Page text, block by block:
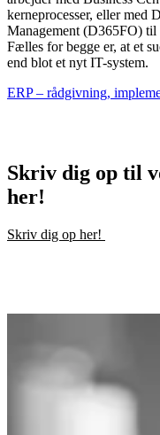
kerneprocesser, eller med
Management (D365FO) til
Fælles for begge er, at et
end blot et nyt IT-system.
ERP – rådgivning,
Skriv dig op til
her!
Skriv dig op her!